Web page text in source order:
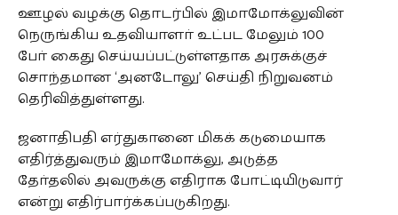
ஊழல் வழக்கு தொடர்பில் இமாமோக்லுவின்
நெருங்கிய உதவியாளா் உட்பட மேலும் 100
போ் கைது செய்யப்பட்டுள்ளதாக அரசுக்குச்
சொந்தமான ‘அனடோலு’ செய்தி நிறுவனம்
தெரிவித்துள்ளது.
ஜனாதிபதி எர்துகானை மிகக் கடுமையாக
எதிர்த்துவரும் இமாமோக்லு, அடுத்த
தோ்தலில் அவருக்கு எதிராக போட்டியிடுவார்
என்று எதிர்பார்க்கப்படுகிறது.